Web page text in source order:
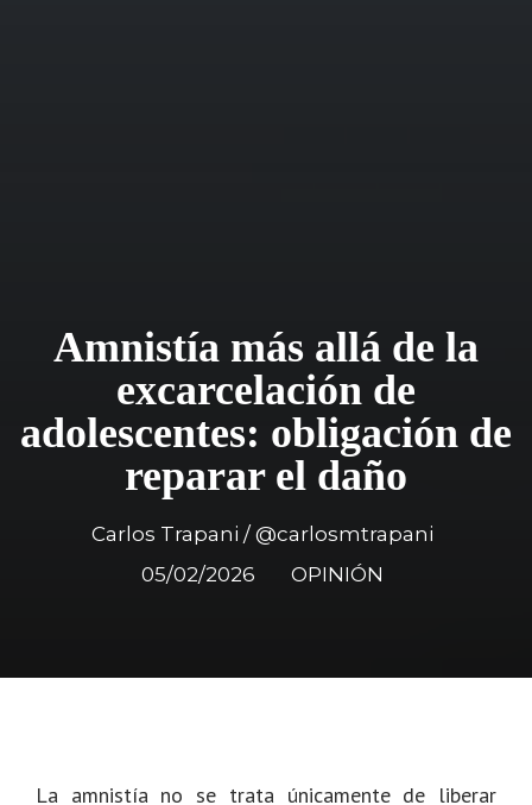
Amnistía más allá de la
excarcelación de
adolescentes: obligación de
reparar el daño
Carlos Trapani / @carlosmtrapani
05/02/2026
OPINIÓN
La amnistía no se trata únicamente de liberar